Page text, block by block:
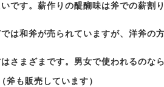
です。薪作りの醍醐味は斧での薪割
は和斧が売られていますが、洋斧の
さまざまです。男女で使われるのな
斧も販売しています）